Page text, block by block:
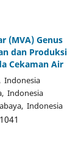
(MVA) Genus
dan Produksi
Cekaman Air
Indonesia
Indonesia
Indonesia